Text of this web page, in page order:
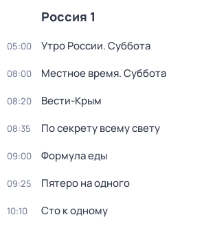
Россия 1
05:00 Утро России. Суббота
08:00 Местное время. Суббота
08:20 Вести-Крым
08:35 По секрету всему свету
09:00 Формула еды
09:25 Пятеро на одного
10:10 Сто к одному